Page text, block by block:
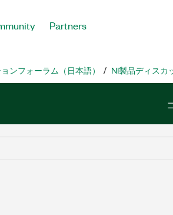
Partners
ンフォーラム（日本語） NI製品ディスカ